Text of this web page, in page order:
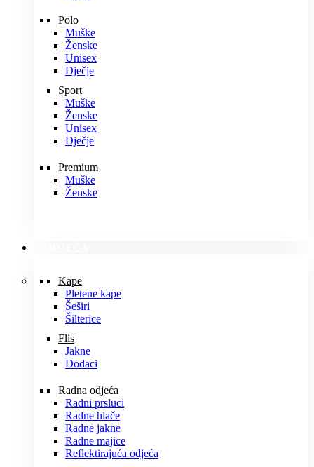
Polo
Muške
Ženske
Unisex
Dječje
Sport
Muške
Ženske
Unisex
Dječje
Premium
Muške
Ženske
Kape
Pletene kape
Šeširi
Šilterice
Flis
Jakne
Dodaci
Radna odjeća
Radni prsluci
Radne hlače
Radne jakne
Radne majice
Reflektirajuća odjeća